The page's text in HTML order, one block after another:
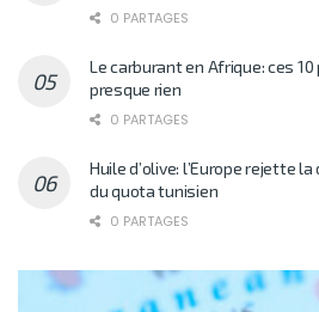
0 PARTAGES
Le carburant en Afrique: ces
presque rien
0 PARTAGES
Huile d’olive: l’Europe rejette
du quota tunisien
0 PARTAGES